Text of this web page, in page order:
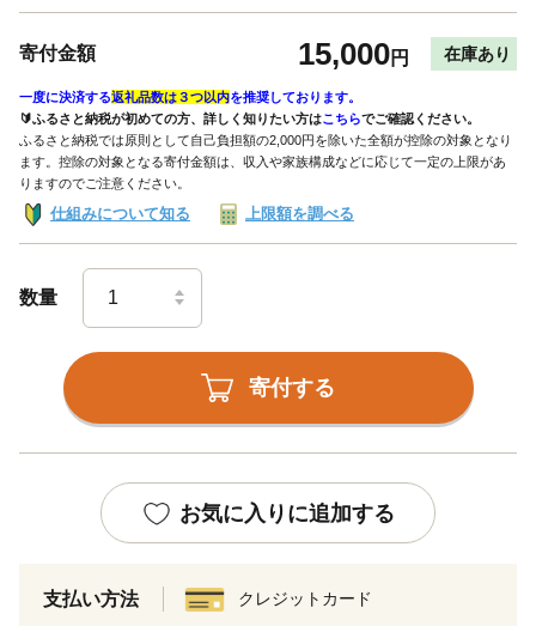
寄付金額 15,000円 在庫あり
一度に決済する返礼品数は３つ以内を推奨しております。
🔰ふるさと納税が初めての方、詳しく知りたい方はこちらでご確認ください。
ふるさと納税では原則として自己負担額の2,000円を除いた全額が控除の対象となり
ます。控除の対象となる寄付金額は、収入や家族構成などに応じて一定の上限があ
りますのでご注意ください。
仕組みについて知る 上限額を調べる
数量
寄付する
お気に入りに追加する
支払い方法 クレジットカード